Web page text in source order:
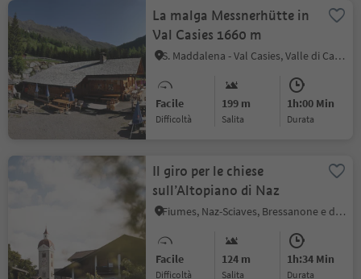
La malga Messnerhütte in
Val Casies 1660 m
S. Maddalena - Val Casies, Valle di Casies
Facile
Difficoltà
199 m
Salita
1h:00 Min
durata
Il giro per le chiese
sull’Altopiano di Naz
Fiumes, Naz-Sciaves, Bressanone e dintorni
Facile
Difficoltà
124 m
Salita
1h:34 Min
durata